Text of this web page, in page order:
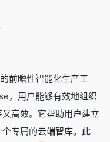
前瞻性智能化生产工
，用户能够有效地组织
高效。它帮助用户建立
专属的云端智库。此